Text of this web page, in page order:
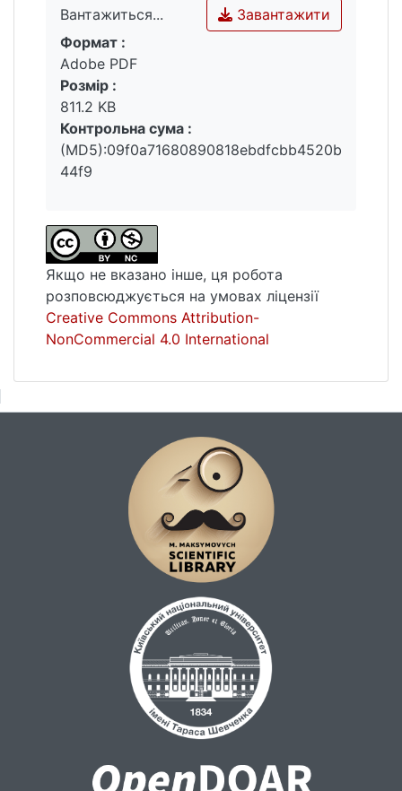
рішень, класифікатор ідентифікації
невідомих хлорорганічних молекул та
визначення їх мас- спектрів
приналежності до таких класів, як біфініл,
імідазол, неонікотиноїд, піретроїд,
поліхлорбіфеніл, сульфонілсечовина,
триазол, фенілкарбамат, хлорацетамід і
ХОП.
Вантажиться...
Вантажиться...
Завантажити
Формат :
Adobe PDF
Розмір :
811.2 KB
Контрольна сума :
(MD5):09f0a71680890818ebdfcbb4520b
44f9
Якщо не вказано інше, ця робота
розповсюджується на умовах ліцензії
Creative Commons Attribution-
NonCommercial 4.0 International